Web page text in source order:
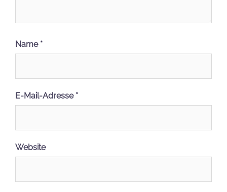
Name *
E-Mail-Adresse *
Website